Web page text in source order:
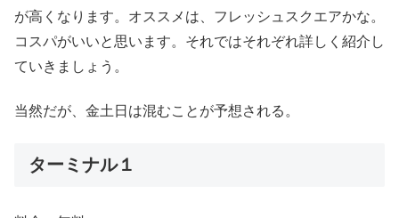
が高くなります。オススメは、フレッシュスクエアかな。
コスパがいいと思います。それではそれぞれ詳しく紹介し
ていきましょう。
当然だが、金土日は混むことが予想される。
ターミナル１